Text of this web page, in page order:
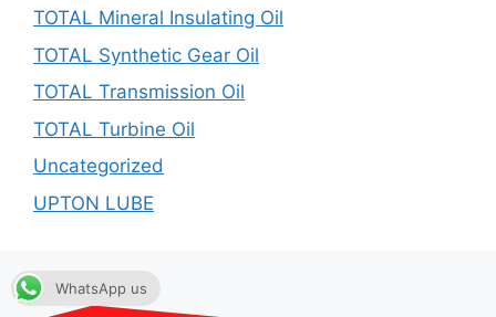
TOTAL Mineral Insulating Oil
TOTAL Synthetic Gear Oil
TOTAL Transmission Oil
TOTAL Turbine Oil
Uncategorized
UPTON LUBE
WhatsApp us